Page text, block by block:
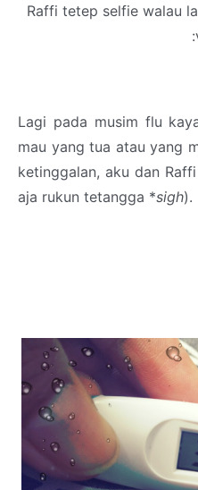
Raffi tetep selfie walau
Lagi pada musim flu
mau yang tua atau yang
ketinggalan, aku dan
aja rukun tetangga *sigh).